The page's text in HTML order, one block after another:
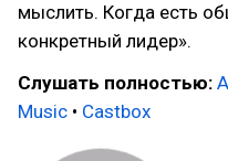
мыслить. Когда есть
конкретный лидер».
Слушать полностью:
Music • Castbox